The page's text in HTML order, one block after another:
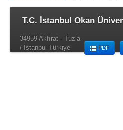
T.C. İstanbul Okan
PDF
34959 Akfırat - Tuzla
/ İstanbul Türkiye